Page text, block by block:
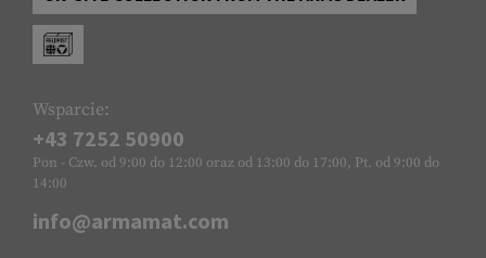
Wsparcie:
+43 7252 50900
Pon - Czw. od 9:00 do 12:00 oraz od 13:00 do 17:00, Pt. od 9:00 do
14:00
info@armamat.com